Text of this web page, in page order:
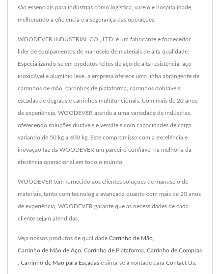
são essenciais para indústrias como logística, varejo e hospitalidade,
melhorando a eficiência e a segurança das operações.
WOODEVER INDUSTRIAL CO., LTD. é um fabricante e fornecedor
líder de equipamentos de manuseio de materiais de alta qualidade.
Especializando-se em produtos feitos de aço de alta resistência, aço
inoxidável e alumínio leve, a empresa oferece uma linha abrangente de
carrinhos de mão, carrinhos de plataforma, carrinhos dobráveis,
escadas de degraus e carrinhos multifuncionais. Com mais de 20 anos
de experiência, WOODEVER atende a uma variedade de indústrias,
oferecendo soluções duráveis e versáteis com capacidades de carga
variando de 50 kg a 400 kg. Este compromisso com a excelência e
inovação faz da WOODEVER um parceiro confiável na melhoria da
eficiência operacional em todo o mundo.
WOODEVER tem fornecido aos clientes soluções de manuseio de
materiais, tanto com tecnologia avançada quanto com mais de 20 anos
de experiência, WOODEVER garante que as necessidades de cada
cliente sejam atendidas.
Veja nossos produtos de qualidade Carrinho de Mão
Carrinho de Mão de Aço Carrinho de Plataforma Carrinho de Compras
Carrinho de Mão para Escadas e sinta-se à vontade para Contact Us